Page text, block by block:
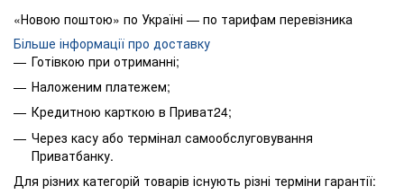
«Новою поштою» по Україні — по тарифам перевізника
Більше інформації про доставку
Готівкою при отриманні;
Наложеним платежем;
Кредитною карткою в Приват24;
Через касу або термінал самообслуговування
Приватбанку.
Для різних категорій товарів існують різні терміни гарантії: